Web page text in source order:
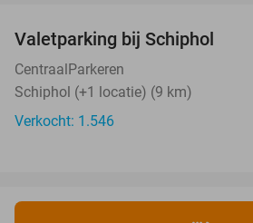
Valetparking bij Schiphol
CentraalParkeren
Schiphol (+1 locatie) (9 km)
Verkocht: 1.546